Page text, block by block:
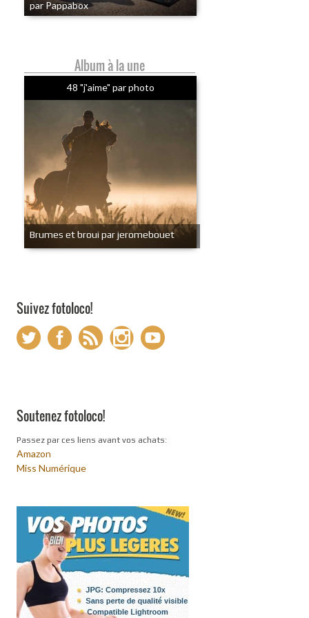
par Pappabox
Album à la une
48 "j'aime" par photo
Brumes et broui par jeromebouet
Suivez fotoloco!
Soutenez fotoloco!
Passez par ces liens avant vos achats:
Amazon
Miss Numérique